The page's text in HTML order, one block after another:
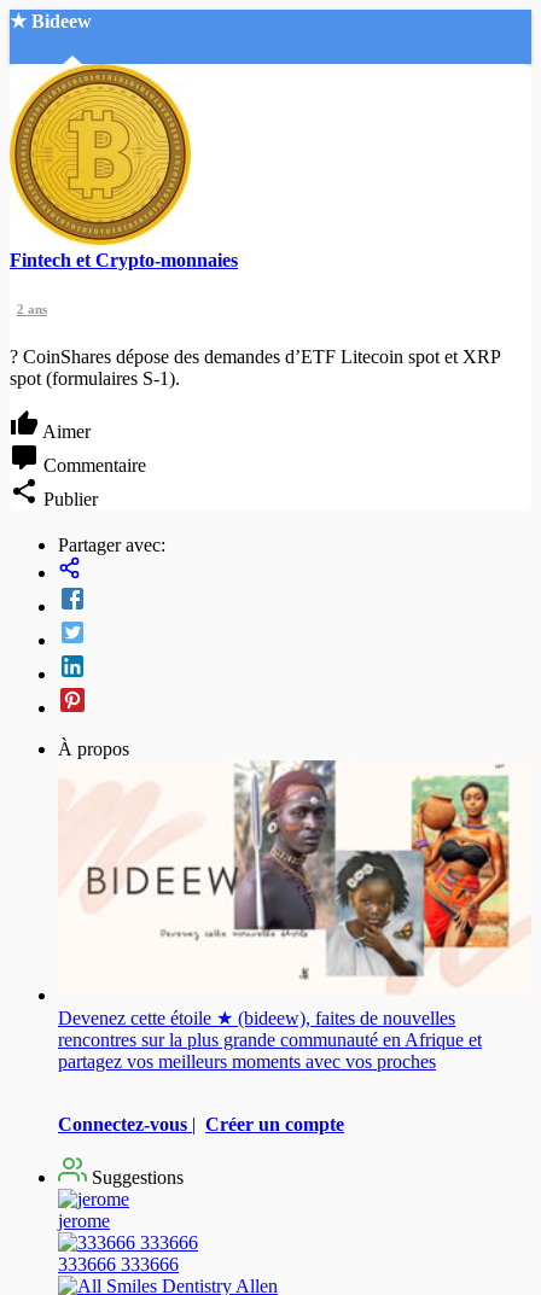
★ Bideew
Accueil
Recherche Avancée
Créer un compte
Mode nuit
Fintech et Crypto-monnaies
2 ans
? CoinShares dépose des demandes d’ETF Litecoin spot et XRP
spot (formulaires S-1).
Aimer
Commentaire
Publier
Partager avec:
À propos
Devenez cette étoile ★ (bideew), faites de nouvelles
rencontres sur la plus grande communauté en Afrique et
partagez vos meilleurs moments avec vos proches
Connectez-vous | Créer un compte
Suggestions
jerome
333666 333666